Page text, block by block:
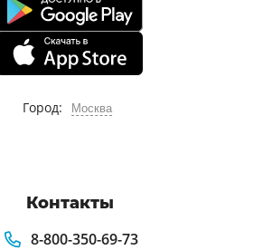
Город: Москва
Контакты
8-800-350-69-73